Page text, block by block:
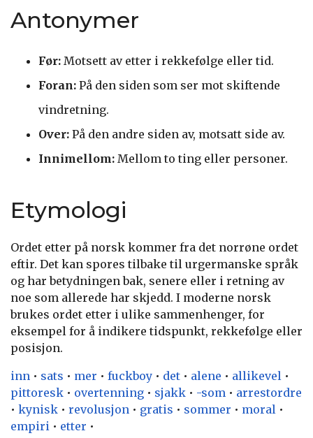
Antonymer
Før: Motsett av etter i rekkefølge eller tid.
Foran: På den siden som ser mot skiftende
vindretning.
Over: På den andre siden av, motsatt side av.
Innimellom: Mellom to ting eller personer.
Etymologi
Ordet etter på norsk kommer fra det norrøne ordet
eftir. Det kan spores tilbake til urgermanske språk
og har betydningen bak, senere eller i retning av
noe som allerede har skjedd. I moderne norsk
brukes ordet etter i ulike sammenhenger, for
eksempel for å indikere tidspunkt, rekkefølge eller
posisjon.
inn • sats • mer • fuckboy • det • alene • allikevel •
pittoresk • overtenning • sjakk • -som • arrestordre
• kynisk • revolusjon • gratis • sommer • moral •
empiri • etter •